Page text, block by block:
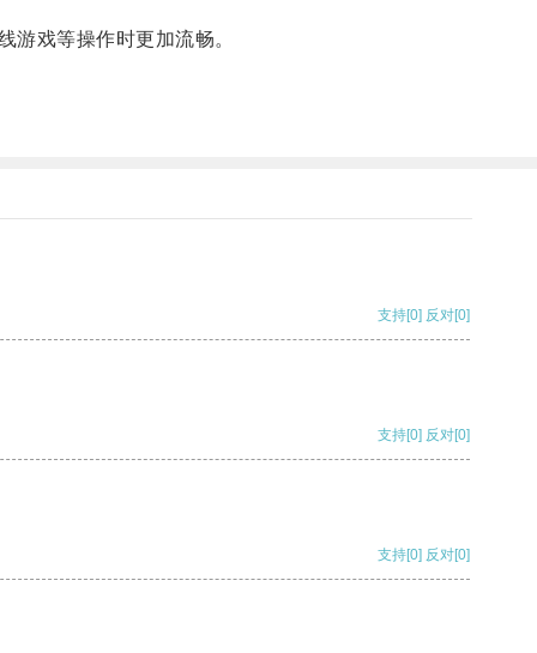
戏等操作时更加流畅。
支持[0] 反对[0]
支持[0] 反对[0]
支持[0] 反对[0]